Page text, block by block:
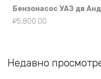
Бензонасос УАЗ дв
₽5,800.00
Недавно